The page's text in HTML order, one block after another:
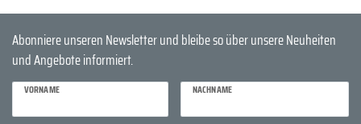
Abonniere unseren Newsletter und bleibe so über unsere Neuheiten
und Angebote informiert.
VORNAME NACHNAME